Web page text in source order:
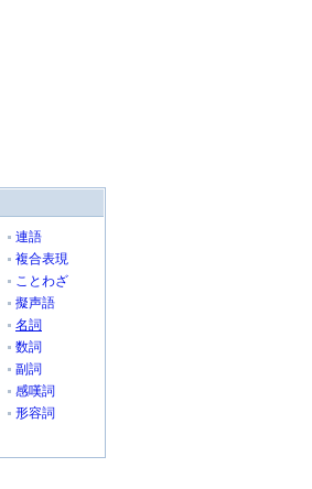
連語
複合表現
ことわざ
擬声語
名詞
数詞
副詞
感嘆詞
形容詞